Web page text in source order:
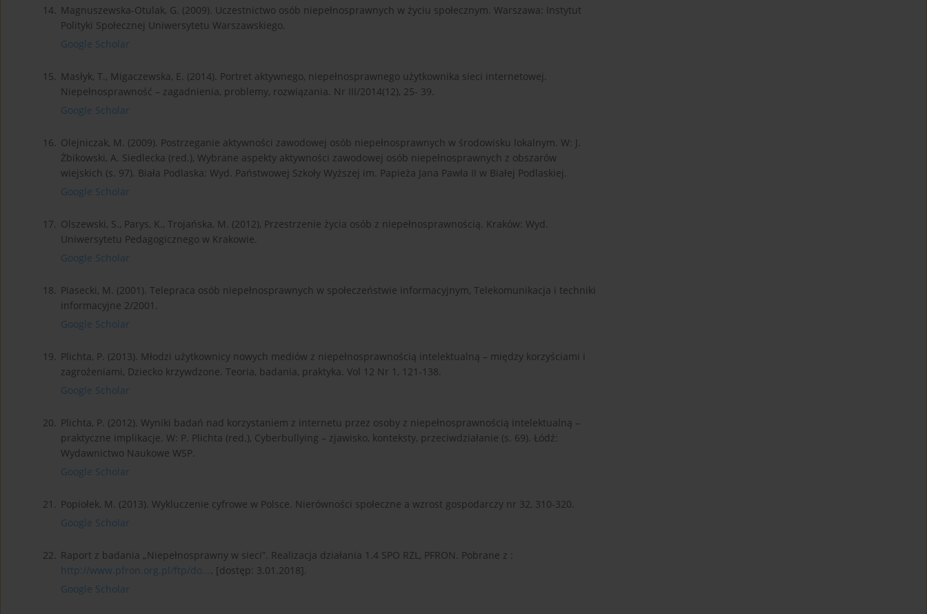
14. Magnuszewska-Otulak, G. (2009). Uczestnictwo osób niepełnosprawnych w życiu społecznym. Warszawa: Instytut
Polityki Społecznej Uniwersytetu Warszawskiego.
Google Scholar
15. Masłyk, T., Migaczewska, E. (2014). Portret aktywnego, niepełnosprawnego użytkownika sieci internetowej.
Niepełnosprawność – zagadnienia, problemy, rozwiązania. Nr III/2014(12), 25- 39.
Google Scholar
16. Olejniczak, M. (2009). Postrzeganie aktywności zawodowej osób niepełnosprawnych w środowisku lokalnym. W: J.
Żbikowski, A. Siedlecka (red.), Wybrane aspekty aktywności zawodowej osób niepełnosprawnych z obszarów
wiejskich (s. 97). Biała Podlaska: Wyd. Państwowej Szkoły Wyższej im. Papieża Jana Pawła II w Białej Podlaskiej.
Google Scholar
17. Olszewski, S., Parys, K., Trojańska, M. (2012), Przestrzenie życia osób z niepełnosprawnością. Kraków: Wyd.
Uniwersytetu Pedagogicznego w Krakowie.
Google Scholar
18. Piasecki, M. (2001). Telepraca osób niepełnosprawnych w społeczeństwie informacyjnym, Telekomunikacja i techniki
informacyjne 2/2001.
Google Scholar
19. Plichta, P. (2013). Młodzi użytkownicy nowych mediów z niepełnosprawnością intelektualną – między korzyściami i
zagrożeniami, Dziecko krzywdzone. Teoria, badania, praktyka. Vol 12 Nr 1, 121-138.
Google Scholar
20. Plichta, P. (2012). Wyniki badań nad korzystaniem z internetu przez osoby z niepełnosprawnością intelektualną –
praktyczne implikacje. W: P. Plichta (red.), Cyberbullying – zjawisko, konteksty, przeciwdziałanie (s. 69). Łódź:
Wydawnictwo Naukowe WSP.
Google Scholar
21. Popiołek, M. (2013). Wykluczenie cyfrowe w Polsce. Nierówności społeczne a wzrost gospodarczy nr 32, 310-320.
Google Scholar
22. Raport z badania „Niepełnosprawny w sieci”. Realizacja działania 1.4 SPO RZL, PFRON. Pobrane z :
http://www.pfron.org.pl/ftp/do.... [dostęp: 3.01.2018].
Google Scholar